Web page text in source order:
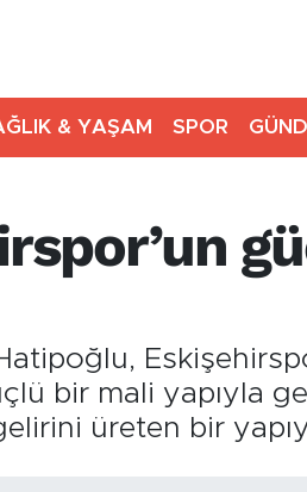
& YAŞAM SPOR
bir mali yapıyla
üreten bir